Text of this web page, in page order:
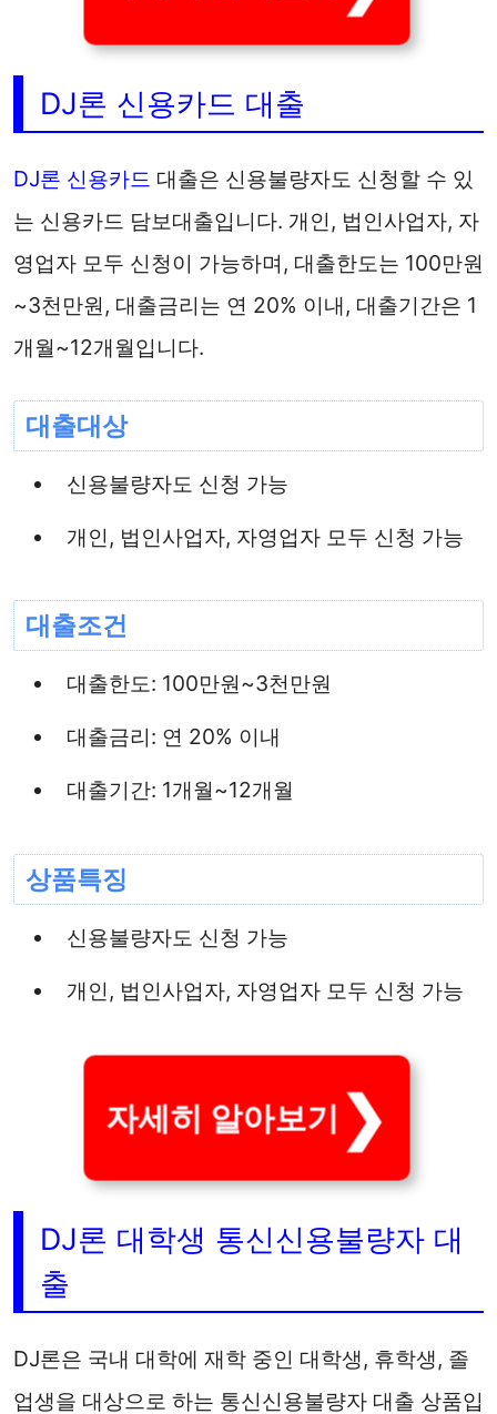
DJ론 신용카드 대출
DJ론 신용카드 대출은 신용불량자도 신청할 수 있
는 신용카드 담보대출입니다. 개인, 법인사업자, 자
영업자 모두 신청이 가능하며, 대출한도는 100만원
~3천만원, 대출금리는 연 20% 이내, 대출기간은 1
개월~12개월입니다.
대출대상
신용불량자도 신청 가능
개인, 법인사업자, 자영업자 모두 신청 가능
대출조건
대출한도: 100만원~3천만원
대출금리: 연 20% 이내
대출기간: 1개월~12개월
상품특징
신용불량자도 신청 가능
개인, 법인사업자, 자영업자 모두 신청 가능
자세히 알아보기
DJ론 대학생 통신신용불량자 대
출
DJ론은 국내 대학에 재학 중인 대학생, 휴학생, 졸
업생을 대상으로 하는 통신신용불량자 대출 상품입